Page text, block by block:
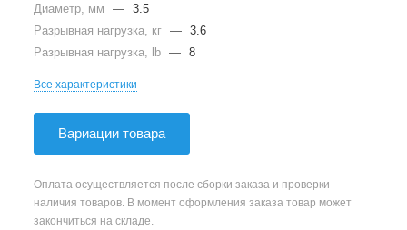
Диаметр, мм
— 3.5
Разрывная нагрузка, кг — 3.6
Разрывная нагрузка, lb — 8
Все характеристики
Вариации товара
Оплата осуществляется после сборки заказа и проверки
наличия товаров. В момент оформления заказа товар может
закончиться на складе.